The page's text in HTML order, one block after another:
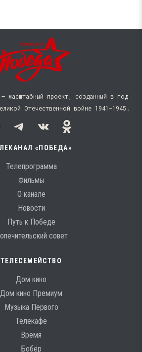
— масштабный проект, созданный в год
Отечественной войне 1941−1945.
«ПОБЕДА»
Телепрограмма
Фильмы
О канале
Новости
Путь к Победе
совет
ТЕЛЕСЕМЕЙСТВО
Дом кино
Дом кино Премиум
Музыка Первого
Телекафе
Время
Бобёр